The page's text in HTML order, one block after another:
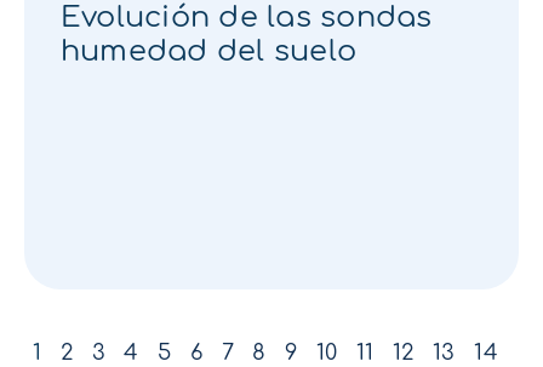
Evolución de las sondas
humedad del suelo
1 2 3 4 5 6 7 8 9 10 11 12 13
14